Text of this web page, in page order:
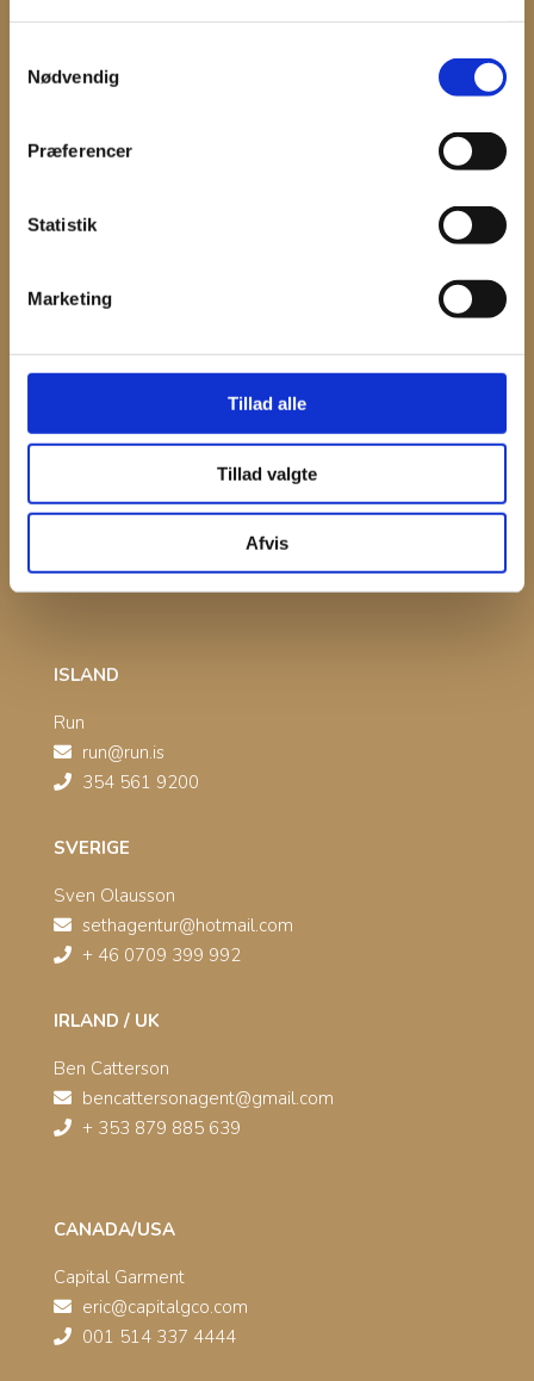
Nødvendig
Præferencer
Statistik
Marketing
Tillad alle
Tillad valgte
Afvis
+ 47 9092 5727
Brian Magnussen
+45 2924 2838
TYSKLAND, vest
j.droppelmann@freenet.de
André Weber
aws-mode@arcor.de
+ 49 175 520 0880
ISLAND
Run
run@run.is
354 561 9200
SVERIGE
Sven Olausson
sethagentur@hotmail.com
+ 46 0709 399 992
IRLAND / UK
Ben Catterson
bencattersonagent@gmail.com
+ 353 879 885 639
CANADA/USA
Capital Garment
eric@capitalgco.com
001 514 337 4444